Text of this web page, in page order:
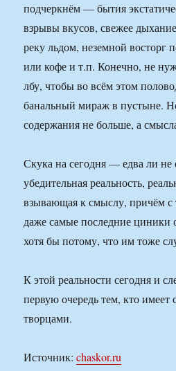
подчеркнём — бытия
взрывы вкусов, свежее
реку льдом, неземной восторг
или кофе и т.п. Конечно, не
лбу, чтобы во всём этом
банальный мираж в пустыне.
содержания не больше, а
Скука на сегодня — едва ли не
убедительная реальность,
взывающая к смыслу, причём с
даже самые последние циники
хотя бы потому, что им тоже
К этой реальности сегодня и
первую очередь тем, кто имеет
творцами.
Источник:chaskor.ru